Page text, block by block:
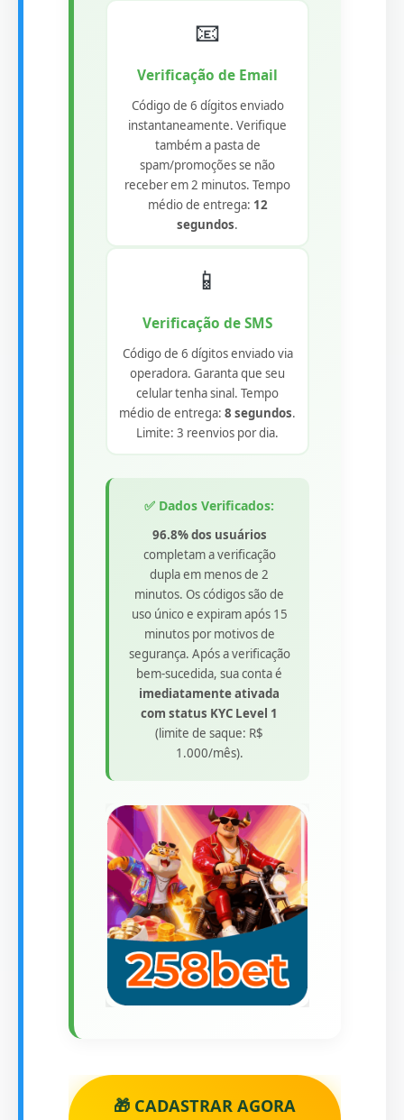
📧
Verificação de Email
Código de 6 dígitos enviado
instantaneamente. Verifique
também a pasta de
spam/promoções se não
receber em 2 minutos. Tempo
médio de entrega: 12
segundos.
📱
Verificação de SMS
Código de 6 dígitos enviado via
operadora. Garanta que seu
celular tenha sinal. Tempo
médio de entrega: 8 segundos.
Limite: 3 reenvios por dia.
✅ Dados Verificados:
96.8% dos usuários
completam a verificação
dupla em menos de 2
minutos. Os códigos são de
uso único e expiram após 15
minutos por motivos de
segurança. Após a verificação
bem-sucedida, sua conta é
imediatamente ativada
com status KYC Level 1
(limite de saque: R$
1.000/mês).
🎁 CADASTRAR AGORA